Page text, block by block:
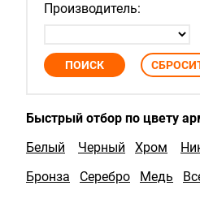
Производитель:
Быстрый отбор по цвету
Белый
Черный Хром
Бронза
Серебро Медь